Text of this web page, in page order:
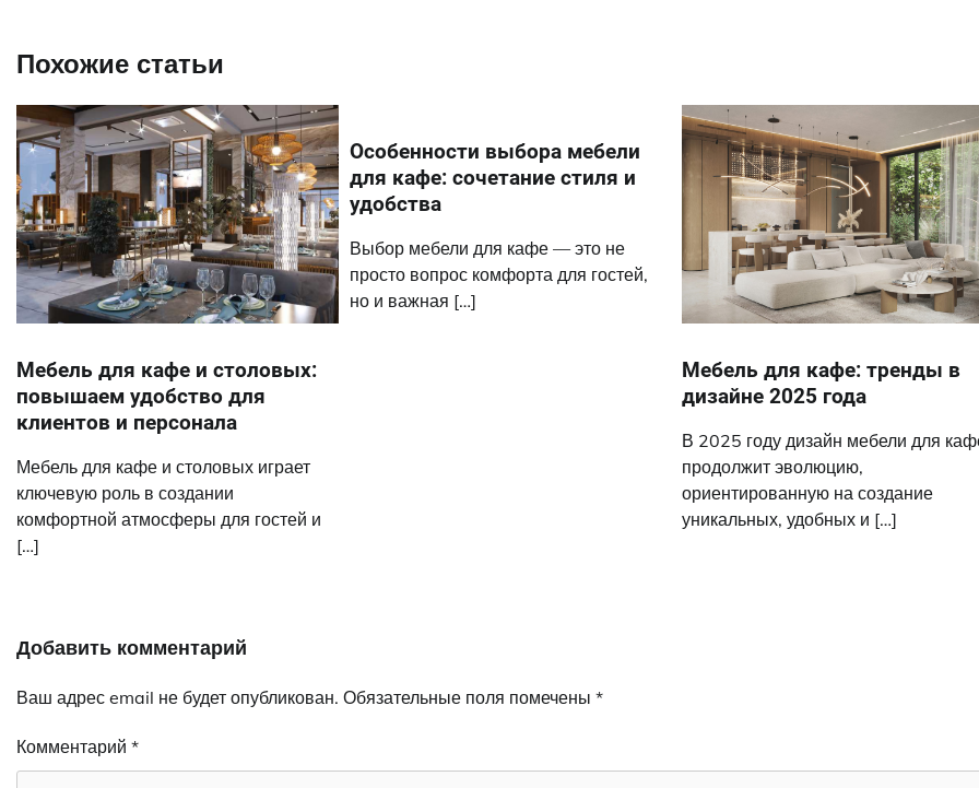
Похожие статьи
Мебель для кафе и столовых:
повышаем удобство для
клиентов и персонала
Мебель для кафе и столовых играет
ключевую роль в создании
комфортной атмосферы для гостей и
[…]
Особенности выбора мебели
для кафе: сочетание стиля и
удобства
Выбор мебели для кафе — это не
просто вопрос комфорта для гостей,
но и важная […]
Мебель для кафе: тренды в
дизайне 2025 года
В 2025 году дизайн мебели для
продолжит эволюцию,
ориентированную на создание
уникальных, удобных и […]
Добавить комментарий
Ваш адрес email не будет опубликован. Обязательные поля помечены *
Комментарий *